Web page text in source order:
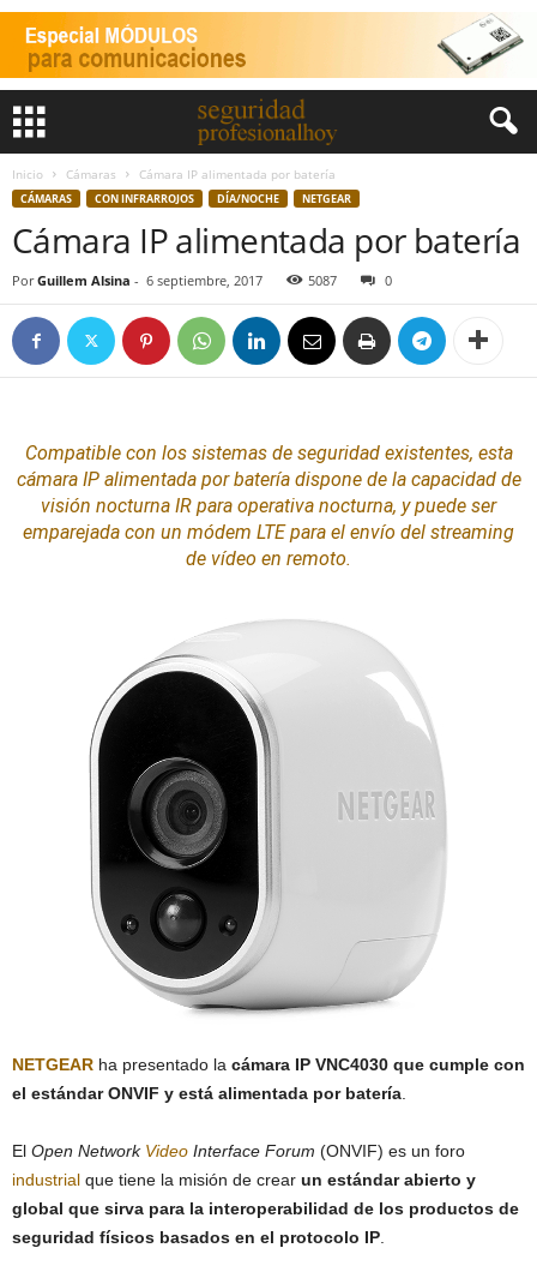
Inicio Cámaras Cámara IP alimentada por batería
CÁMARAS CON INFRARROJOS DÍA/NOCHE NETGEAR
Cámara IP alimentada por batería
Por Guillem Alsina - 6 septiembre, 2017 5087 0
Compatible con los sistemasde seguridadexistentes, esta
cámara IP alimentada por batería dispone de la capacidad de
visión nocturna IR para operativa nocturna, y puede ser
emparejada con un módem LTE para el envío del streaming
de vídeo en remoto.
NETGEAR ha presentado la cámara IP VNC4030 que cumple con
el estándar ONVIF y está alimentada por batería
El Open Network Video Interface Forum (ONVIF) es un foro
industrial que tiene la misión de crear un estándar abierto y
global que sirva para la interoperabilidad de los productos de
seguridad físicos basados en el protocolo IP